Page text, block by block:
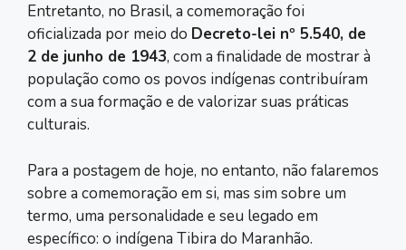
Entretanto, no Brasil, a comemoração foi
oficializada por meio do Decreto-lei nº 5.540, de
2 de junho de 1943, com a finalidade de mostrar à
população como os povos indígenas contribuíram
com a sua formação e de valorizar suas práticas
culturais.
Para a postagem de hoje, no entanto, não falaremos
sobre a comemoração em si, mas sim sobre um
termo, uma personalidade e seu legado em
específico: o indígena Tibira do Maranhão.